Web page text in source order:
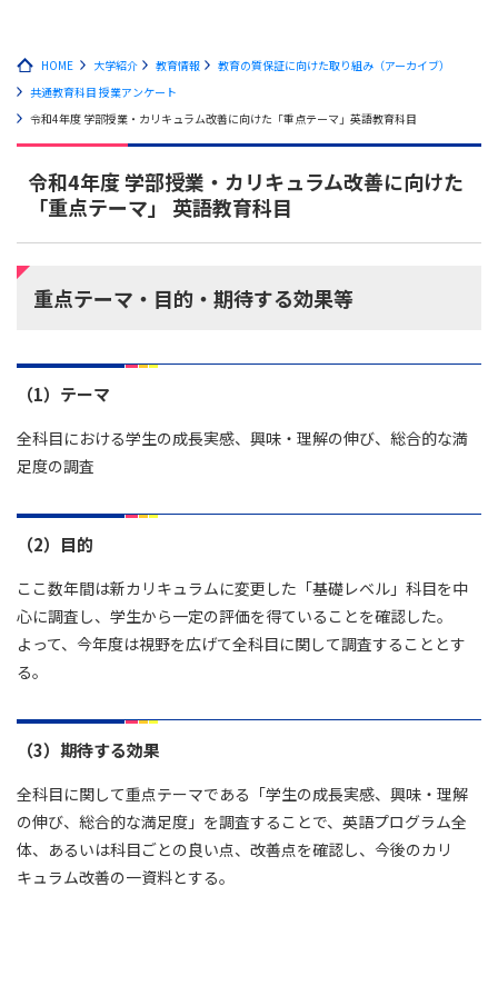
HOME 大学紹介 教育情報
教育の質保証に向けた取り組み（アーカイブ）
共通教育科目 授業アンケート
令和4年度 学部授業・カリキュラム改善に向けた「重点テーマ」英語教育科目
令和4年度 学部授業・カリキュラム改善に向けた
「重点テーマ」 英語教育科目
重点テーマ・目的・期待する効果等
（1）テーマ
全科目における学生の成長実感、興味・理解の伸び、総合的な満
足度の調査
（2）目的
ここ数年間は新カリキュラムに変更した「基礎レベル」科目を中
心に調査し、学生から一定の評価を得ていることを確認した。
よって、今年度は視野を広げて全科目に関して調査することとす
る。
（3）期待する効果
全科目に関して重点テーマである「学生の成長実感、興味・理解
の伸び、総合的な満足度」を調査することで、英語プログラム全
体、あるいは科目ごとの良い点、改善点を確認し、今後のカリ
キュラム改善の一資料とする。